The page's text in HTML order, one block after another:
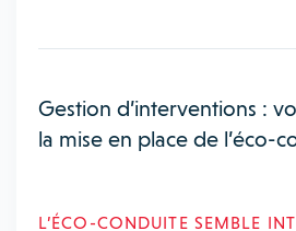
Gestion d’interventions :
la mise en place de l’éco-
L’ÉCO-CONDUITE SEMBLE